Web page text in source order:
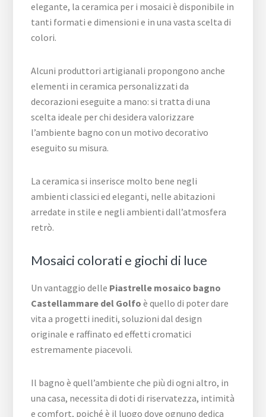
elegante, la ceramica per i mosaici è disponibile in
tanti formati e dimensioni e in una vasta scelta di
colori.
Alcuni produttori artigianali propongono anche
elementi in ceramica personalizzati da
decorazioni eseguite a mano: si tratta di una
scelta ideale per chi desidera valorizzare
l’ambiente bagno con un motivo decorativo
eseguito su misura.
La ceramica si inserisce molto bene negli
ambienti classici ed eleganti, nelle abitazioni
arredate in stile e negli ambienti dall’atmosfera
retrò.
Mosaici colorati e giochi di luce
Un vantaggio delle Piastrelle mosaico bagno
Castellammare del Golfo è quello di poter dare
vita a progetti inediti, soluzioni dal design
originale e raffinato ed effetti cromatici
estremamente piacevoli.
Il bagno è quell’ambiente che più di ogni altro, in
una casa, necessita di doti di riservatezza, intimità
e comfort, poiché è il luogo dove ognuno dedica